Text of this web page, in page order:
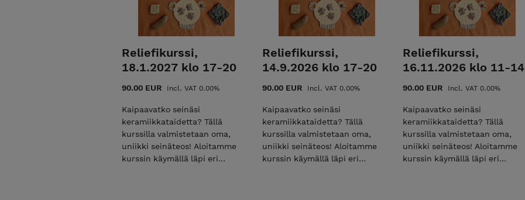
Reliefikurssi,
18.1.2027 klo 17-20
90.00 EUR Incl. VAT 0.00%
Kaipaavatko seinäsi
keramiikkataidetta? Tällä
kurssilla valmistetaan oma,
uniikki seinäteos! Aloitamme
kurssin käymällä läpi eri
Reliefikurssi,
14.9.2026 klo 17-20
90.00 EUR Incl. VAT 0.00%
Kaipaavatko seinäsi
keramiikkataidetta? Tällä
kurssilla valmistetaan oma,
uniikki seinäteos! Aloitamme
kurssin käymällä läpi eri
Reliefikurssi,
16.11.2026 klo 11-14
90.00 EUR Incl. VAT 0.00%
Kaipaavatko seinäsi
keramiikkataidetta? Tällä
kurssilla valmistetaan oma,
uniikki seinäteos! Aloitamme
kurssin käymällä läpi eri